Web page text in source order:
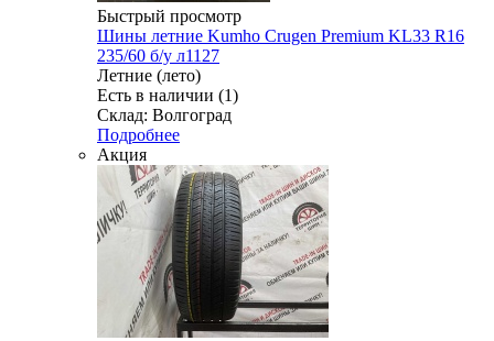
Быстрый просмотр
Шины летние Kumho Crugen Premium KL33 R16
235/60 б/у л1127
Летние (лето)
Есть в наличии (1)
Склад: Волгоград
Подробнее
Акция